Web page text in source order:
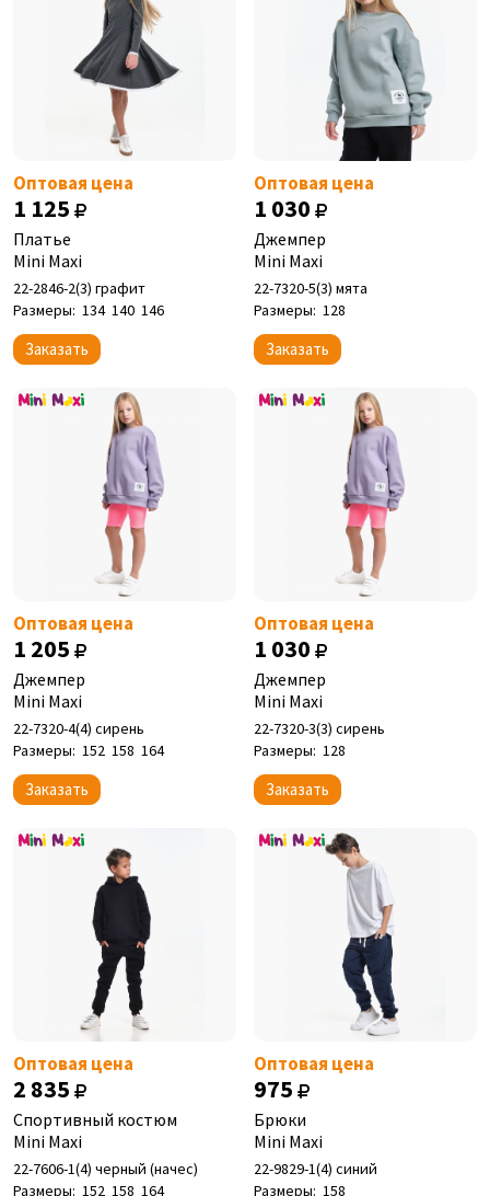
Оптовая цена
1 125
Платье
Mini Maxi
22-2846-2(3) графит
Размеры: 134 140 146
Заказать
Оптовая цена
1 030
Джемпер
Mini Maxi
22-7320-5(3) мята
Размеры: 128
Заказать
Оптовая цена
1 205
Джемпер
Mini Maxi
22-7320-4(4) сирень
Размеры: 152 158 164
Заказать
Оптовая цена
1 030
Джемпер
Mini Maxi
22-7320-3(3) сирень
Размеры: 128
Заказать
Оптовая цена
2 835
Спортивный костюм
Mini Maxi
22-7606-1(4) черный (начес)
Размеры: 152 158 164
Оптовая цена
975
Брюки
Mini Maxi
22-9829-1(4) синий
Размеры: 158